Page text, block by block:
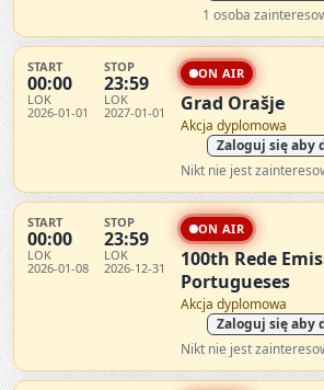
1 osoba
START
00:00
LOK
2026-01-01
STOP
23:59
LOK
2027-01-01
ON AIR
Grad Orašje
Akcja dyplomowa
Zaloguj się aby
Nikt nie jest
START
00:00
LOK
2026-01-08
STOP
23:59
LOK
2026-12-31
ON AIR
100th Rede
Portugueses
Akcja dyplomowa
Zaloguj się aby
Nikt nie jest